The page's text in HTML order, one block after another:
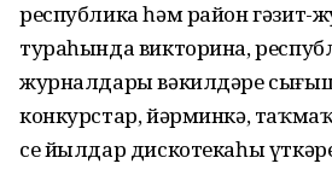
республика һәм район гәзит-
тураһында викторина,
журналдары вәкилдәре
конкурстар, йәрминкә,
се йылдар дискотекаһы